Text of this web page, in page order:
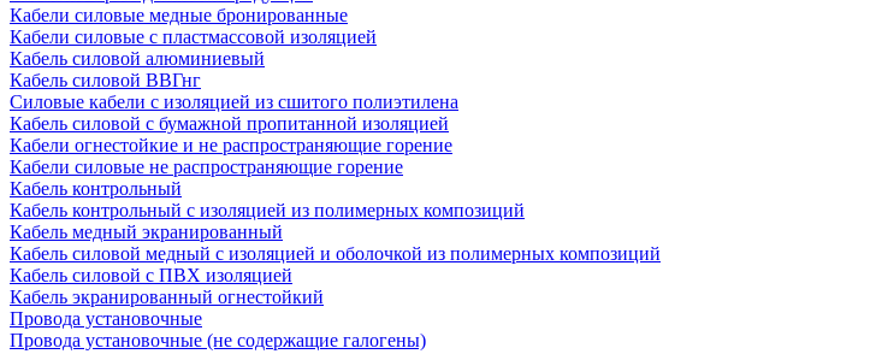
Кабели силовые медные бронированные
Кабели силовые с пластмассовой изоляцией
Кабель силовой алюминиевый
Кабель силовой ВВГнг
Силовые кабели с изоляцией из сшитого полиэтилена
Кабель силовой с бумажной пропитанной изоляцией
Кабели огнестойкие и не распространяющие горение
Кабели силовые не распространяющие горение
Кабель контрольный
Кабель контрольный с изоляцией из полимерных композиций
Кабель медный экранированный
Кабель силовой медный с изоляцией и оболочкой из полимерных композиций
Кабель силовой с ПВХ изоляцией
Кабель экранированный огнестойкий
Провода установочные
Провода установочные (не содержащие галогены)